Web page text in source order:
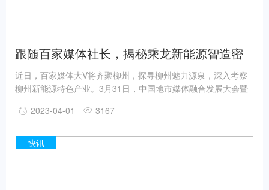
跟随百家媒体社长，揭秘乘龙新能源智造密
码
近日，百家媒体大V将齐聚柳州，探寻柳州魅力源泉，深入考察
柳州新能源特色产业。3月31日，中国地市媒体融合发展大会暨
媒体中心的社长、总编和媒体业务骨干正式开启了在柳州的采访
地。
2023-04-01 3167
快讯